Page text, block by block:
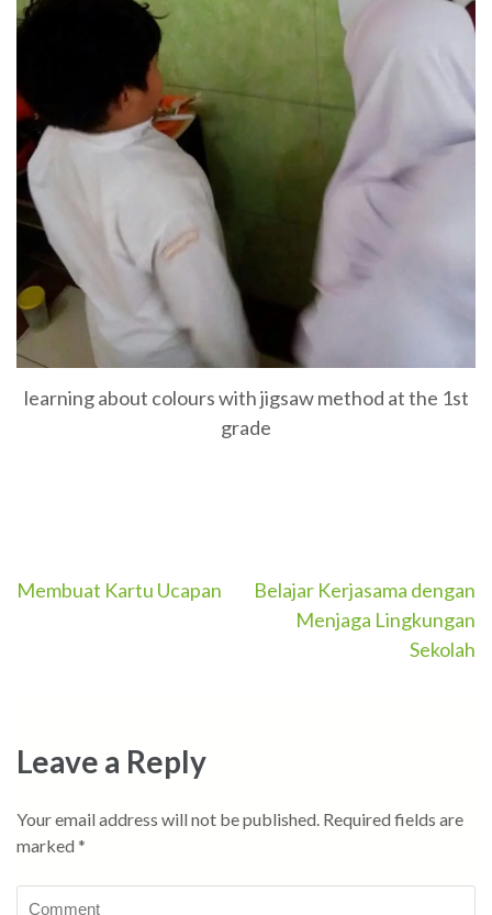
learning about colours with jigsaw method at the 1st
grade
Post
Membuat Kartu Ucapan
Belajar Kerjasama dengan
Menjaga Lingkungan
Sekolah
Leave a Reply
Your email address will not be published. Required fields are
marked *